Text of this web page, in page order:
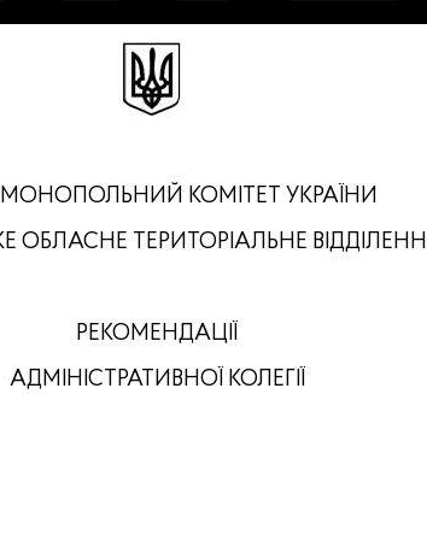
КОМІТЕТ УКРАЇНИ
ОБЛАСНЕ ТЕРИТОРІАЛЬНЕ
РЕКОМЕНДАЦІЇ
АДМІНІСТРАТИВНОЇ КОЛЕГІЇ